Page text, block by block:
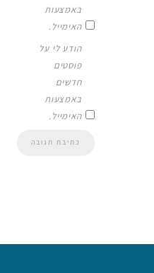
באמצעות
האימייל.
הודע לי על
פוסטים
חדשים
באמצעות
האימייל.